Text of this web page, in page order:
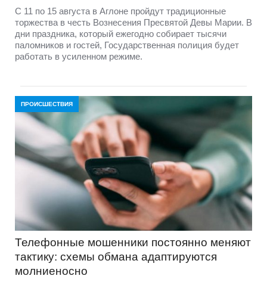
С 11 по 15 августа в Аглоне пройдут традиционные
торжества в честь Вознесения Пресвятой Девы Марии. В
дни праздника, который ежегодно собирает тысячи
паломников и гостей, Государственная полиция будет
работать в усиленном режиме.
ПРОИСШЕСТВИЯ
Телефонные мошенники постоянно меняют
тактику: схемы обмана адаптируются
молниеносно